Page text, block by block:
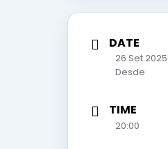
DATE
26 Set 2025
Desde
TIME
20:00